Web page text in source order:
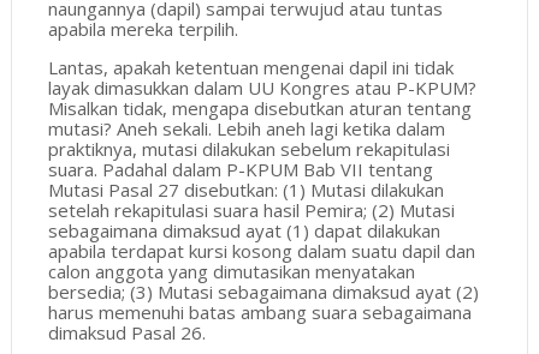
naungannya (dapil) sampai terwujud atau tuntas
apabila mereka terpilih.
Lantas, apakah ketentuan mengenai dapil ini tidak
layak dimasukkan dalam UU Kongres atau P-KPUM?
Misalkan tidak, mengapa disebutkan aturan tentang
mutasi? Aneh sekali. Lebih aneh lagi ketika dalam
praktiknya, mutasi dilakukan sebelum rekapitulasi
suara. Padahal dalam P-KPUM Bab VII tentang
Mutasi Pasal 27 disebutkan: (1) Mutasi dilakukan
setelah rekapitulasi suara hasil Pemira; (2) Mutasi
sebagaimana dimaksud ayat (1) dapat dilakukan
apabila terdapat kursi kosong dalam suatu dapil dan
calon anggota yang dimutasikan menyatakan
bersedia; (3) Mutasi sebagaimana dimaksud ayat (2)
harus memenuhi batas ambang suara sebagaimana
dimaksud Pasal 26.